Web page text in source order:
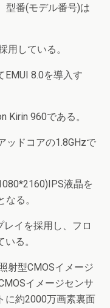
型番(モデル番号)は
用している。
8.0を導入す
Kirin 960である。
ッドコアの1.8GHzで
液晶を
る。
イを採用し、フロ
る。
射型CMOSイメージ
イメージセンサ
に約2000万画素裏面